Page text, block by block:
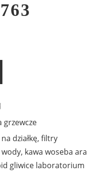
grzewcze
działkę, filtry
wody, kawa woseba
gliwice laboratorium